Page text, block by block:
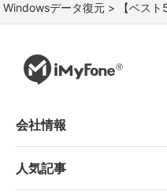
Windowsデータ復元 > 【ベス
会社情報
人気記事